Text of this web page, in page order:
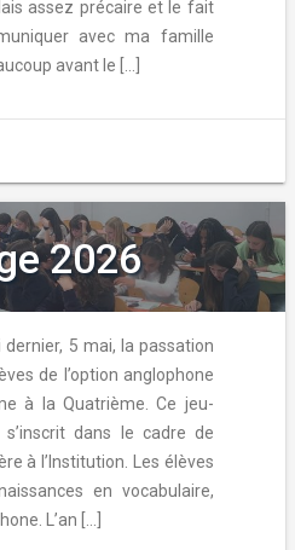
assez précaire et le fait
avec ma famille
avant le […]
2026
dernier, 5 mai, la passation
de l’option anglophone
à la Quatrième. Ce jeu-
s’inscrit dans le cadre de
à l’Institution. Les élèves
en vocabulaire,
L’an […]